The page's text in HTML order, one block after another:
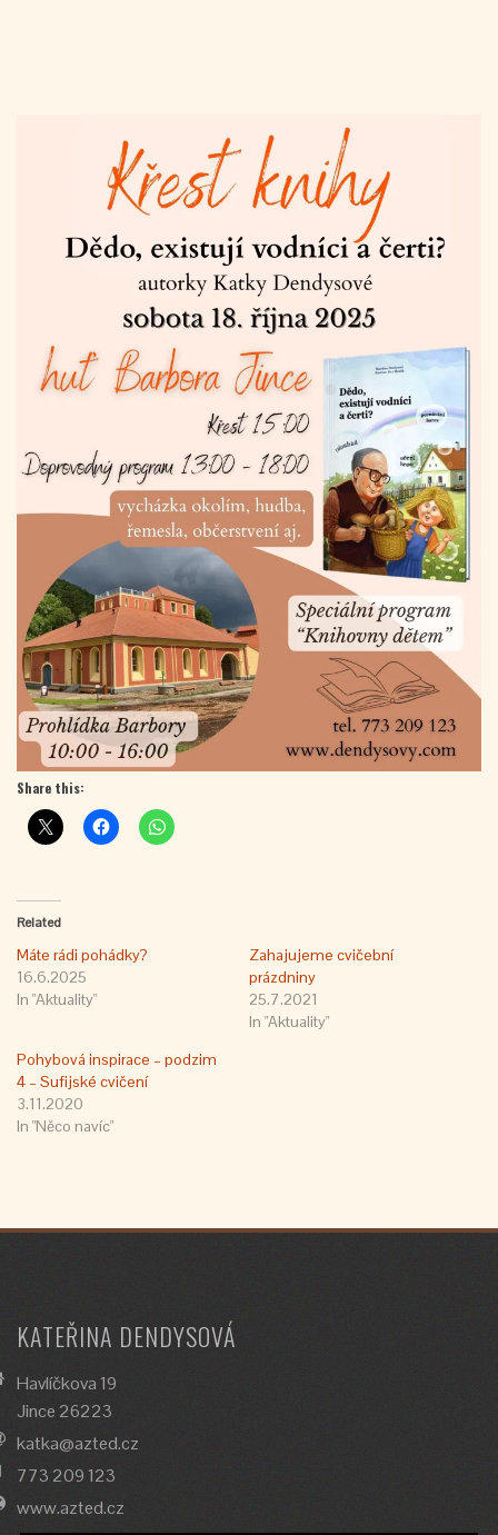
Share this:
Related
Máte rádi pohádky?
16.6.2025
In "Aktuality"
Zahajujeme cvičební
prázdniny
25.7.2021
In "Aktuality"
Pohybová inspirace – podzim
4 – Sufijské cvičení
3.11.2020
In "Něco navíc"
KATEŘINA DENDYSOVÁ
Havlíčkova 19
Jince 26223
katka@azted.cz
773 209 123
www.azted.cz